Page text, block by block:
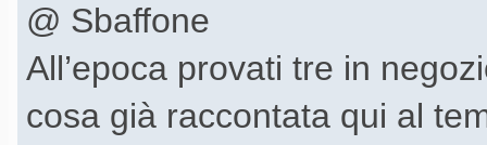
@ Sbaffone
All’epoca provati tre in
cosa già raccontata qui al